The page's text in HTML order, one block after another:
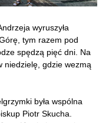
wyruszyła
tym razem pod
spędzą pięć dni. Na
niedzielę, gdzie wezmą
była wspólna
Piotr Skucha.